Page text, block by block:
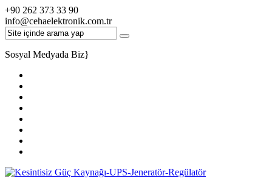
+90 262 373 33 90
info@cehaelektronik.com.tr
Sosyal Medyada Biz}